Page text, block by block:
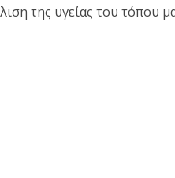
της υγείας του τόπου